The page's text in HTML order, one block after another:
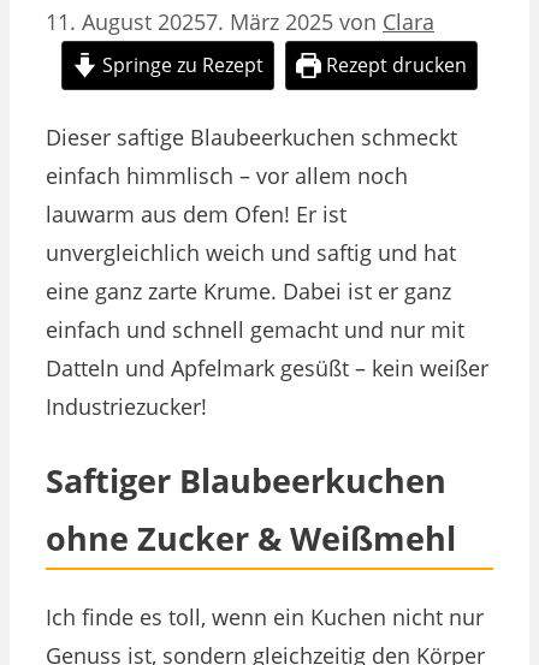
11. August 20257. März 2025 von Clara
Springe zu Rezept Rezept drucken
Dieser saftige Blaubeerkuchen schmeckt
einfach himmlisch – vor allem noch
lauwarm aus dem Ofen! Er ist
unvergleichlich weich und saftig und hat
eine ganz zarte Krume. Dabei ist er ganz
einfach und schnell gemacht und nur mit
Datteln und Apfelmark gesüßt – kein weißer
Industriezucker!
Saftiger Blaubeerkuchen
ohne Zucker & Weißmehl
Ich finde es toll, wenn ein Kuchen nicht nur
Genuss ist, sondern gleichzeitig den Körper